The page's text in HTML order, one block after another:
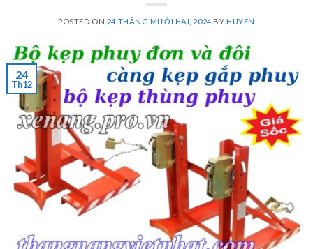
POSTED ON 24 THÁNG MƯỜI HAI, 2024 BY HUYEN
24
Th12